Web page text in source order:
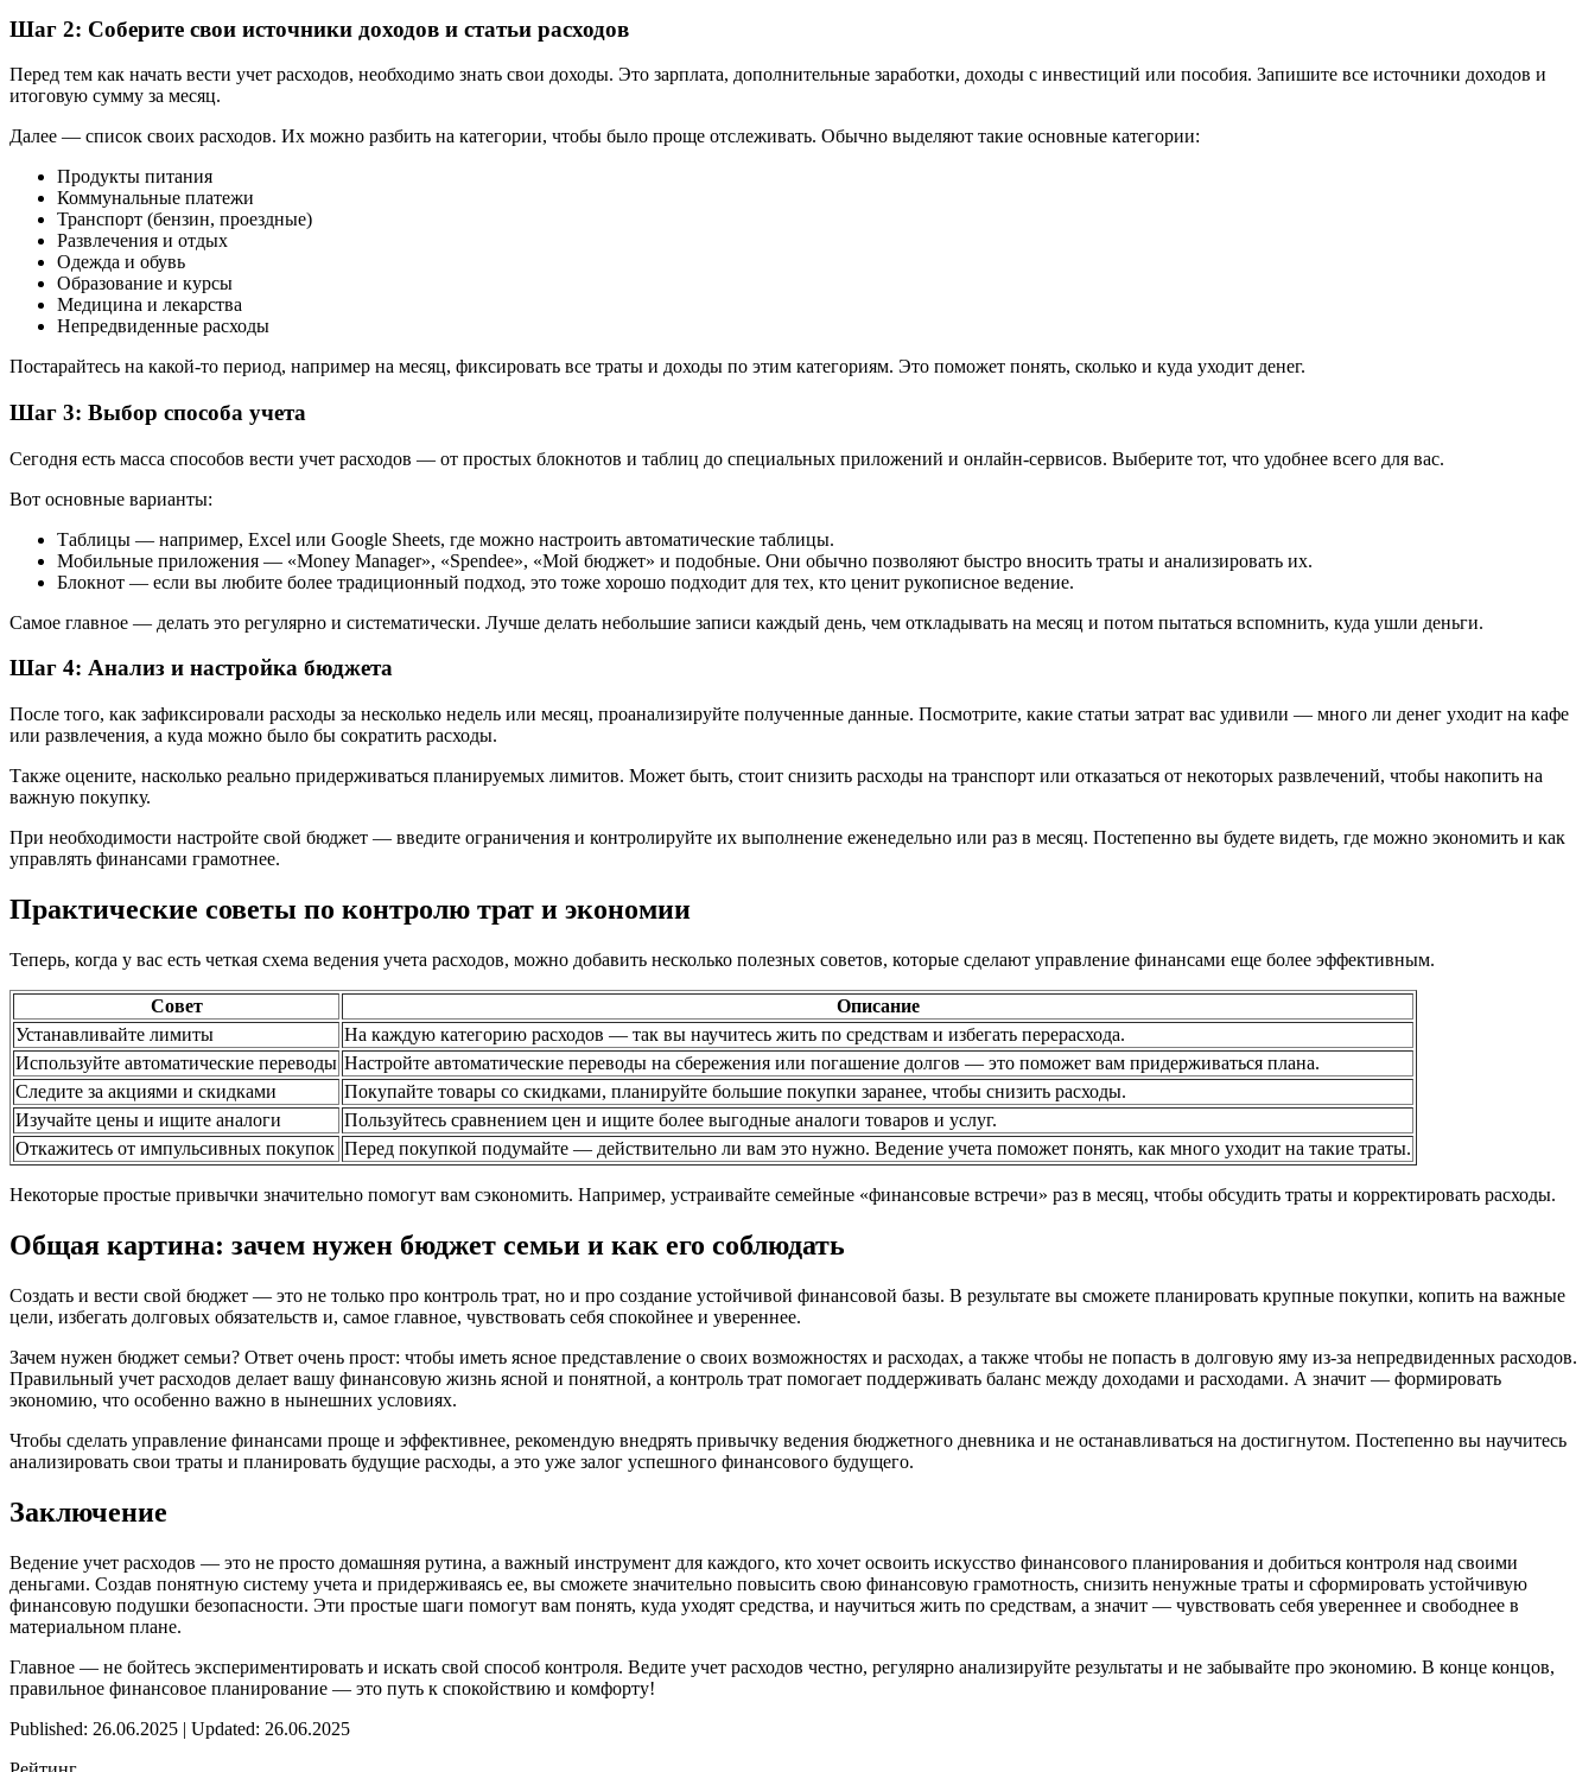
Шаг 2: Соберите свои источники доходов и статьи расходов
Перед тем как начать вести учет расходов, необходимо знать свои доходы. Это зарплата, дополнительные заработки, доходы с инвестиций или пособия. Запишите все источники доходов и
итоговую сумму за месяц.
Далее — список своих расходов. Их можно разбить на категории, чтобы было проще отслеживать. Обычно выделяют такие основные категории:
Продукты питания
Коммунальные платежи
Транспорт (бензин, проездные)
Развлечения и отдых
Одежда и обувь
Образование и курсы
Медицина и лекарства
Непредвиденные расходы
Постарайтесь на какой-то период, например на месяц, фиксировать все траты и доходы по этим категориям. Это поможет понять, сколько и куда уходит денег.
Шаг 3: Выбор способа учета
Сегодня есть масса способов вести учет расходов — от простых блокнотов и таблиц до специальных приложений и онлайн-сервисов. Выберите тот, что удобнее всего для вас.
Вот основные варианты:
Таблицы — например, Excel или Google Sheets, где можно настроить автоматические таблицы.
Мобильные приложения — «Money Manager», «Spendee», «Мой бюджет» и подобные. Они обычно позволяют быстро вносить траты и анализировать их.
Блокнот — если вы любите более традиционный подход, это тоже хорошо подходит для тех, кто ценит рукописное ведение.
Самое главное — делать это регулярно и систематически. Лучше делать небольшие записи каждый день, чем откладывать на месяц и потом пытаться вспомнить, куда ушли деньги.
Шаг 4: Анализ и настройка бюджета
После того, как зафиксировали расходы за несколько недель или месяц, проанализируйте полученные данные. Посмотрите, какие статьи затрат вас удивили — много ли денег уходит на кафе
или развлечения, а куда можно было бы сократить расходы.
Также оцените, насколько реально придерживаться планируемых лимитов. Может быть, стоит снизить расходы на транспорт или отказаться от некоторых развлечений, чтобы накопить на
важную покупку.
При необходимости настройте свой бюджет — введите ограничения и контролируйте их выполнение еженедельно или раз в месяц. Постепенно вы будете видеть, где можно экономить и как
управлять финансами грамотнее.
Практические советы по контролю трат и экономии
Теперь, когда у вас есть четкая схема ведения учета расходов, можно добавить несколько полезных советов, которые сделают управление финансами еще более эффективным.
Совет
Описание
Устанавливайте лимиты
На каждую категорию расходов — так вы научитесь жить по средствам и избегать перерасхода.
Используйте автоматические переводы Настройте автоматические переводы на сбережения или погашение долгов — это поможет вам придерживаться плана.
Следите за акциями и скидками
Покупайте товары со скидками, планируйте большие покупки заранее, чтобы снизить расходы.
Изучайте цены и ищите аналоги
Пользуйтесь сравнением цен и ищите более выгодные аналоги товаров и услуг.
Откажитесь от импульсивных покупок Перед покупкой подумайте — действительно ли вам это нужно. Ведение учета поможет понять, как много уходит на такие траты.
Некоторые простые привычки значительно помогут вам сэкономить. Например, устраивайте семейные «финансовые встречи» раз в месяц, чтобы обсудить траты и корректировать расходы.
Общая картина: зачем нужен бюджет семьи и как его соблюдать
Создать и вести свой бюджет — это не только про контроль трат, но и про создание устойчивой финансовой базы. В результате вы сможете планировать крупные покупки, копить на важные
цели, избегать долговых обязательств и, самое главное, чувствовать себя спокойнее и увереннее.
Зачем нужен бюджет семьи? Ответ очень прост: чтобы иметь ясное представление о своих возможностях и расходах, а также чтобы не попасть в долговую яму из-за непредвиденных расходов.
Правильный учет расходов делает вашу финансовую жизнь ясной и понятной, а контроль трат помогает поддерживать баланс между доходами и расходами. А значит — формировать
экономию, что особенно важно в нынешних условиях.
Чтобы сделать управление финансами проще и эффективнее, рекомендую внедрять привычку ведения бюджетного дневника и не останавливаться на достигнутом. Постепенно вы научитесь
анализировать свои траты и планировать будущие расходы, а это уже залог успешного финансового будущего.
Заключение
Ведение учет расходов — это не просто домашняя рутина, а важный инструмент для каждого, кто хочет освоить искусство финансового планирования и добиться контроля над своими
деньгами. Создав понятную систему учета и придерживаясь ее, вы сможете значительно повысить свою финансовую грамотность, снизить ненужные траты и сформировать устойчивую
финансовую подушки безопасности. Эти простые шаги помогут вам понять, куда уходят средства, и научиться жить по средствам, а значит — чувствовать себя увереннее и свободнее в
материальном плане.
Главное — не бойтесь экспериментировать и искать свой способ контроля. Ведите учет расходов честно, регулярно анализируйте результаты и не забывайте про экономию. В конце концов,
правильное финансовое планирование — это путь к спокойствию и комфорту!
Published: 26.06.2025 | Updated: 26.06.2025